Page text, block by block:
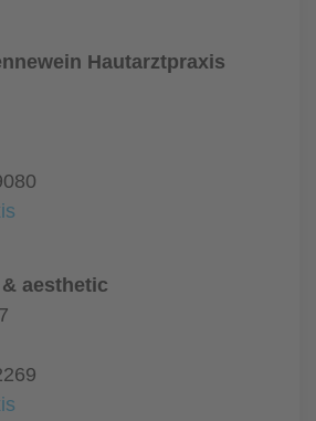
Hautarztpraxis
aesthetic